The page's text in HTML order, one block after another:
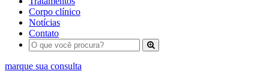
Corpo clínico
Notícias
Contato
marque sua consulta